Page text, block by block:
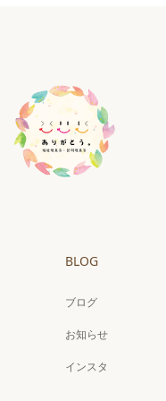
BLOG
ブログ
お知らせ
インスタ